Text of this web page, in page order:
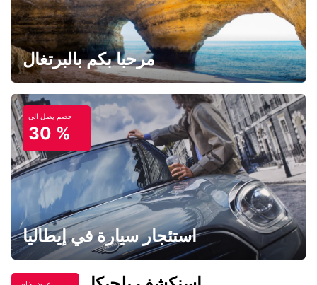
مرحبا بكم بالبرتغال
خصم يصل الي
30 %
استئجار سيارة في إيطاليا